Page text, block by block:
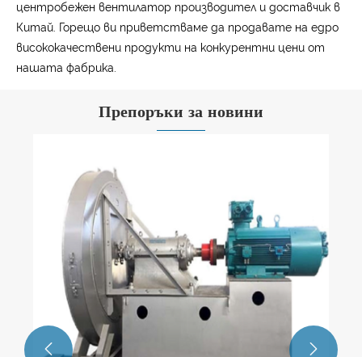
центробежен вентилатор производител и доставчик в
Китай. Горещо ви приветстваме да продавате на едро
висококачествени продукти на конкурентни цени от
нашата фабрика.
Препоръки за новини
5 скъпи грешки при избора на
центробежни вентилатори с високо
налягане
Виж повече >>
 